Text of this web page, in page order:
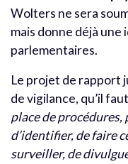
Wolters ne sera
mais donne déjà une
parlementaires.
Le projet de rapport
de vigilance, qu’il
place de procédures,
d’identifier, de faire
surveiller, de